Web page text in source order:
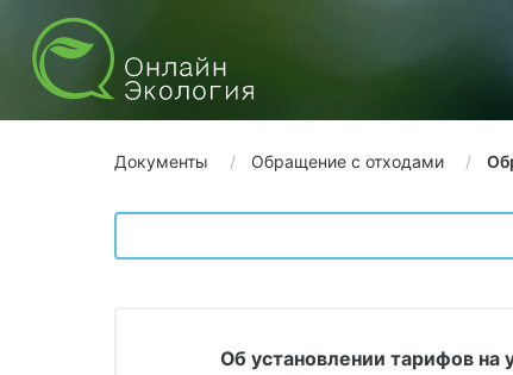
Документы Обращение с отходами
Об установлении тарифов